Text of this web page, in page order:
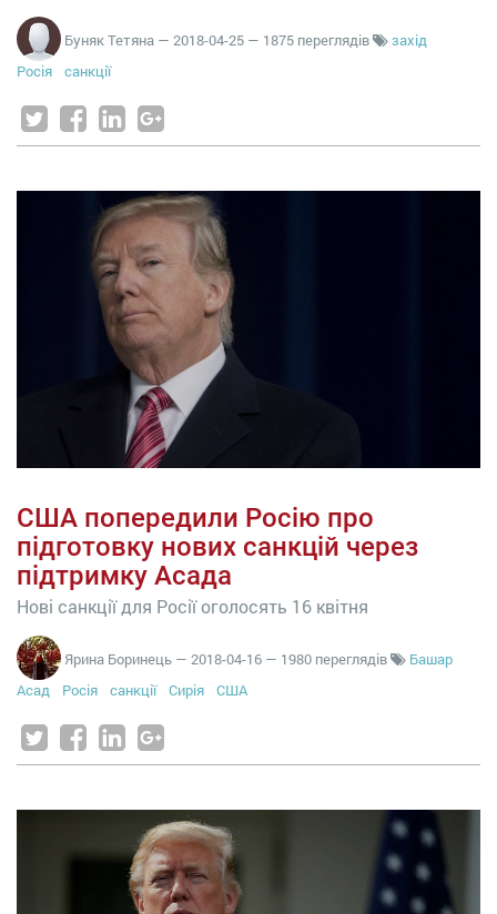
Буняк Тетяна — 2018-04-25 — 1875 переглядів
захід
Росія
санкції
США попередили Росію про
підготовку нових санкцій через
підтримку Асада
Нові санкції для Росії оголосять 16 квітня
Ярина Боринець — 2018-04-16 — 1980 переглядів
Башар
Асад
Росія санкції Сирія США